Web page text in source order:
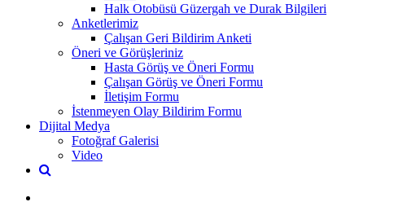
Halk Otobüsü Güzergah ve Durak Bilgileri
Anketlerimiz
Çalışan Geri Bildirim Anketi
Öneri ve Görüşleriniz
Hasta Görüş ve Öneri Formu
Çalışan Görüş ve Öneri Formu
İletişim Formu
İstenmeyen Olay Bildirim Formu
Dijital Medya
Fotoğraf Galerisi
Video